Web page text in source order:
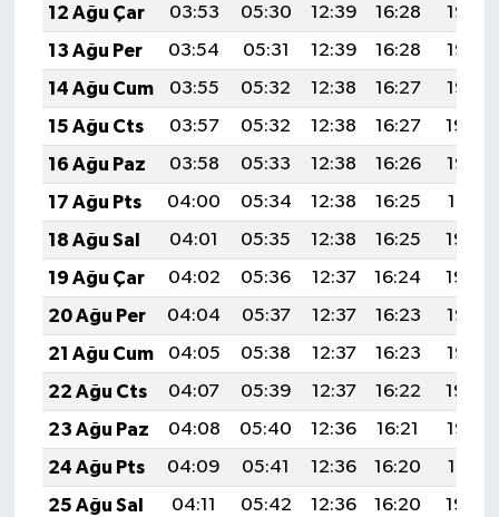
12 Ağu Çar
03:53 05:30 12:39 16:28
19:38
13 Ağu Per
03:54 05:31 12:39 16:28
19:37
14 Ağu Cum
03:55 05:32 12:38 16:27
19:36
15 Ağu Cts
03:57 05:32 12:38 16:27
19:34
16 Ağu Paz
03:58 05:33 12:38 16:26
19:33
17 Ağu Pts
04:00 05:34 12:38 16:25
19:31
18 Ağu Sal
04:01 05:35 12:38 16:25
19:30
19 Ağu Çar
04:02 05:36 12:37 16:24
19:29
20 Ağu Per
04:04 05:37 12:37 16:23
19:27
21 Ağu Cum
04:05 05:38 12:37 16:23
19:26
22 Ağu Cts
04:07 05:39 12:37 16:22
19:24
23 Ağu Paz
04:08 05:40 12:36 16:21
19:23
24 Ağu Pts
04:09 05:41 12:36 16:20
19:21
25 Ağu Sal
04:11 05:42 12:36 16:20 19:20